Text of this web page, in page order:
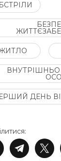
ВНУТРІШНЬО
ДЕНЬ